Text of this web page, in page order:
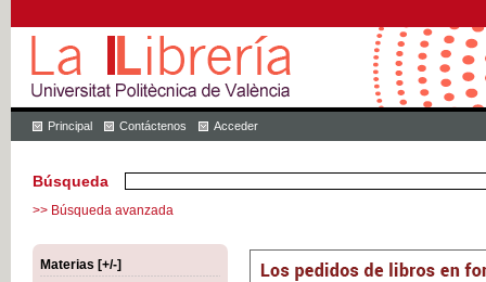
Principal Contáctenos Acceder
Búsqueda
>> Búsqueda avanzada
Materias [+/-]